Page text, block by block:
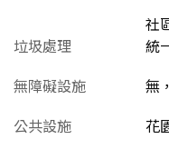
垃圾處理
社
統
無障礙設施
無
公共設施
花